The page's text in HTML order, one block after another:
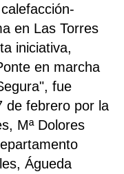
en Las Torres
iniciativa,
en marcha
fue
de febrero por la
Mª Dolores
Águeda